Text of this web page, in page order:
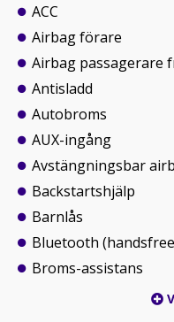
ACC
Airbag förare
Airbag passagerare
Antisladd
Autobroms
AUX-ingång
Avstängningsbar
Backstartshjälp
Barnlås
Bluetooth
Broms-assistans